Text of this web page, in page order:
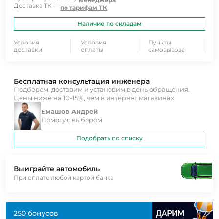
Доставка ТК — по тарифам ТК
Наличие по складам
Условия
доставки
Условия
оплаты
Пункты
самовывоза
Выиграйте автомобиль
При оплате любой картой банка
250 бонусов
Бесплатная консультация инженера
Подберем, доставим и установим в день обращения.
Цены ниже на 10-15%, чем в интернет магазинах
Емашов Андрей
Помогу с выбором
Подобрать по списку